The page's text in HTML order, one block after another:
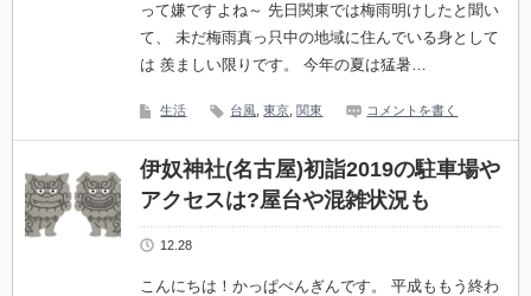
って嫌ですよね～ 先日関東では梅雨明けしたと聞い
て、 未だ梅雨真っ只中の地域に住んでいる身として
は 羨ましい限りです。 今年の夏は猛暑…
生活 台風 ,東京 ,関東 コメントを書く
伊奴神社(名古屋)初詣2019の駐車場や
アクセスは?屋台や混雑状況も
12.28
こんにちは！かっぱぺんぎんです。 平成ももう終わ